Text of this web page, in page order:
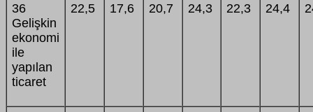
36
Gelişkin
ekonomi
ile
yapılan
ticaret
22,5 17,6 20,7 24,3 22,3 24,4